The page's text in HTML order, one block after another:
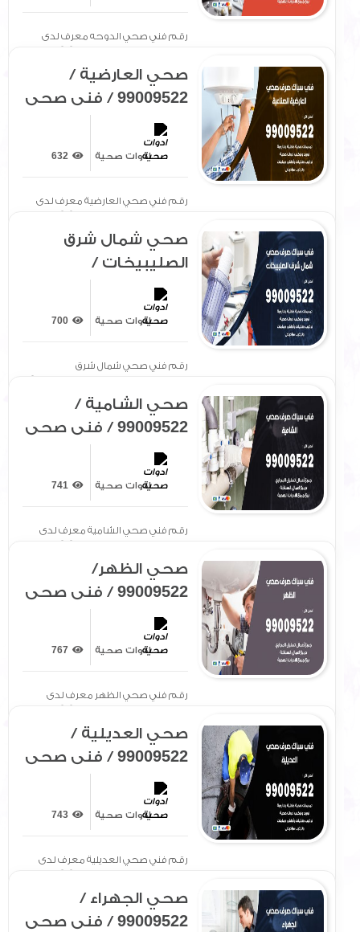
رقم فني صحي الدوحه معرف لدى
الجميع بتوفير سيارة مجهزة[ .. ]
صحي العارضية /
99009522 / فني صحي
/ سباك / ادوات صحية /
رقم صحي العارضية
ادوات صحية
رقم فني صحي العارضية معرف لدى
الجميع بتوفير سيارة مجهزة[ .. ]
صحي شمال شرق
الصليبيخات /
99009522 / فني صحي
/ سباك / ادوات صحية /
رقم صحي شمال شرق
الصليبيخات
ادوات صحية
رقم فني صحي شمال شرق
الصليبيخات معرف لدى الجميع بتوفير[
صحي الشامية /
99009522 / فني صحي
/ سباك / ادوات صحية /
رقم صحي الشامية
ادوات صحية
رقم فني صحي الشامية معرف لدى
الجميع بتوفير سيارة مجهزة[ .. ]
صحي الظهر/
99009522 / فني صحي
/ سباك / ادوات صحية /
رقم صحي الظهر
ادوات صحية
رقم فني صحي الظهر معرف لدى
الجميع بتوفير سيارة مجهزة[ .. ]
صحي العديلية /
99009522 / فني صحي
/ سباك / ادوات صحية /
رقم صحي العديلية
ادوات صحية
رقم فني صحي العديلية معرف لدى
الجميع بتوفير سيارة مجهزة[ .. ]
صحي الجهراء /
99009522 / فني صحي